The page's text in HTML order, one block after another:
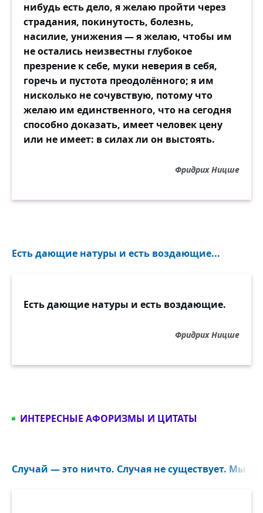
нибудь есть дело, я желаю пройти через
страдания, покинутость, болезнь,
насилие, унижения — я желаю, чтобы им
не остались неизвестны глубокое
презрение к себе, муки неверия в себя,
горечь и пустота преодолённого; я им
нисколько не сочувствую, потому что
желаю им единственного, что на сегодня
способно доказать, имеет человек цену
или не имеет: в силах ли он выстоять.
Фридрих Ницше
Есть дающие натуры и есть воздающие...
Есть дающие натуры и есть воздающие.
Фридрих Ницше
ИНТЕРЕСНЫЕ АФОРИЗМЫ И ЦИТАТЫ
Случай — это ничто. Случая не существует. Мы